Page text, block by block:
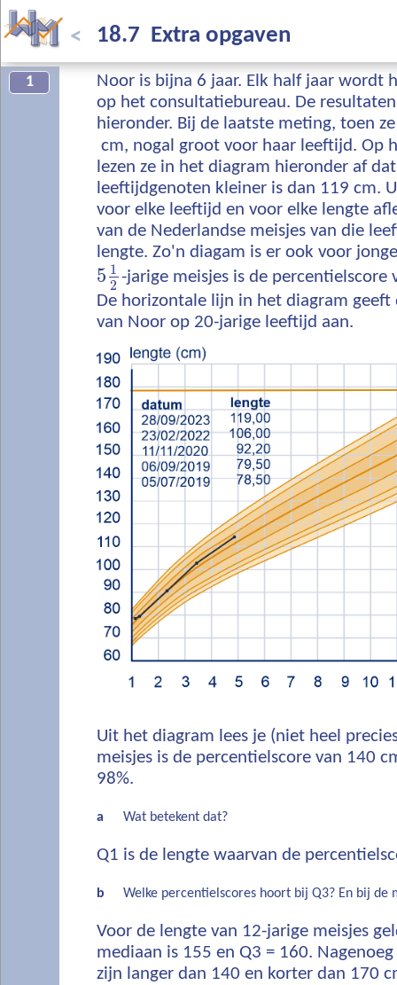
< 18.7 Extra opgaven
1
Noor is bijna 6 jaar. Elk half jaar wordt
op het consultatiebureau. De
hieronder. Bij de laatste meting, toen
cm, nogal groot voor haar leeftijd. Op
lezen ze in het diagram hieronder af
leeftijdgenoten kleiner is dan 119 cm.
voor elke leeftijd en voor elke lengte
van de Nederlandse meisjes van die
lengte. Zo'n diagam is er ook voor
5 1
2 -jarige meisjes is de percentielscore
De horizontale lijn in het diagram
van Noor op 20-jarige leeftijd aan.
Uit het diagram lees je (niet heel
meisjes is de percentielscore van 140
98%.
a Wat betekent dat?
Q1 is de lengte waarvan de
b Welke percentielscores hoort bij Q3? En bij de
Voor de lengte van 12-jarige meisjes
mediaan is 155 en Q3 = 160.
zijn langer dan 140 en korter dan 170